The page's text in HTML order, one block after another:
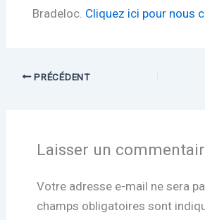
Bradeloc. Cliquez ici pour nous
PRÉCÉDENT
Laisser un
Votre adresse e-mail ne sera
champs obligatoires sont